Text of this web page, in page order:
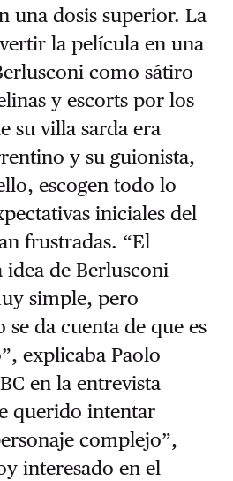
una dosis superior. La
la película en una
como sátiro
y escorts por los
su villa sarda era
y su guionista,
escogen todo lo
iniciales del
frustradas. “El
de Berlusconi
simple, pero
da cuenta de que es
explicaba Paolo
en la entrevista
querido intentar
complejo”,
interesado en el